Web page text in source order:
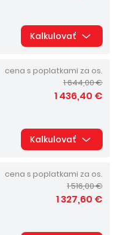
Kalkulovať
cena s poplatkami za os.
1 644,00 €
1 436,40 €
Kalkulovať
cena s poplatkami za os.
1 516,00 €
1 327,60 €